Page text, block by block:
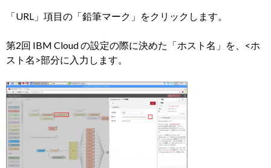
「URL」項目の「鉛筆マーク」をクリックします。
第2回 IBM Cloud の設定の際に決めた「ホスト名」を、<ホ
スト名>部分に入力します。